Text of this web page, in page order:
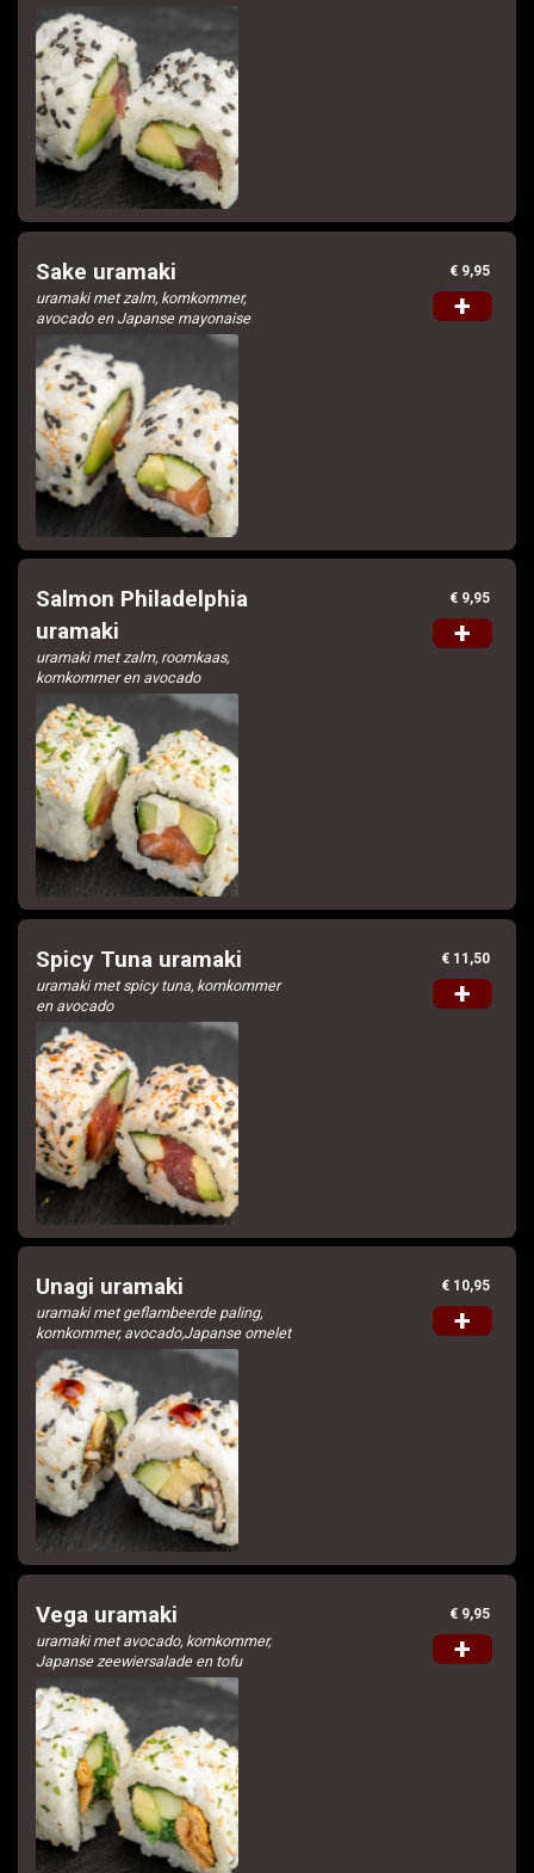
Sake uramaki
uramaki met zalm, komkommer,
avocado en Japanse mayonaise
€ 9,95
+
Salmon Philadelphia
uramaki
uramaki met zalm, roomkaas,
komkommer en avocado
€ 9,95
+
Spicy Tuna uramaki
uramaki met spicy tuna, komkommer
en avocado
€ 11,50
+
Unagi uramaki
uramaki met geflambeerde paling,
komkommer, avocado,Japanse omelet
€ 10,95
+
Vega uramaki
uramaki met avocado, komkommer,
Japanse zeewiersalade en tofu
€ 9,95
+